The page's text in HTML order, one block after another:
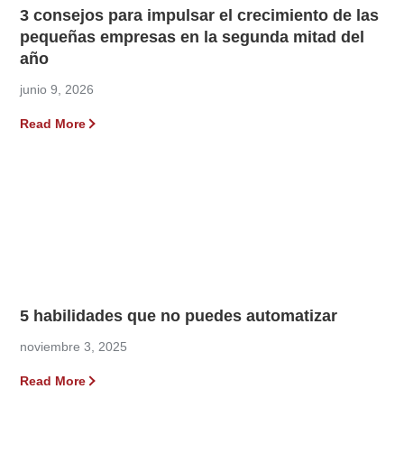
3 consejos para impulsar el crecimiento de las
pequeñas empresas en la segunda mitad del
año
junio 9, 2026
Read More
5 habilidades que no puedes automatizar
noviembre 3, 2025
Read More